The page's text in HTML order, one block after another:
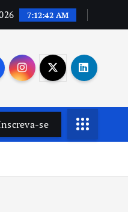
7:12:43 AM
se